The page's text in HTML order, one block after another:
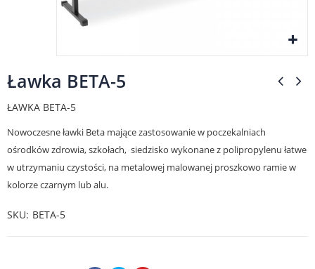
Ławka BETA-5
ŁAWKA BETA-5
Nowoczesne ławki Beta mające zastosowanie w poczekalniach
ośrodków zdrowia, szkołach, siedzisko wykonane z polipropylenu łatwe
w utrzymaniu czystości, na metalowej malowanej proszkowo ramie w
kolorze czarnym lub alu.
SKU BETA-5